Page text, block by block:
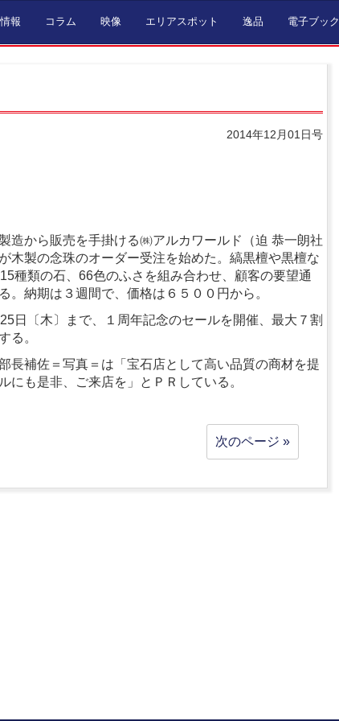
報 コラム 映像 エリアスポット 逸品 電子ブック
2014年12月01日号
造から販売を手掛ける㈱アルカワールド（迫 恭一朗社
木製の念珠のオーダー受注を始めた。縞黒檀や黒檀な
種類の石、66色のふさを組み合わせ、顧客の要望通
。納期は３週間で、価格は６５００円から。
日〔木〕まで、１周年記念のセールを開催、最大７割
る。
長補佐＝写真＝は「宝石店として高い品質の商材を提
にも是非、ご来店を」とＰＲしている。
次のページ »